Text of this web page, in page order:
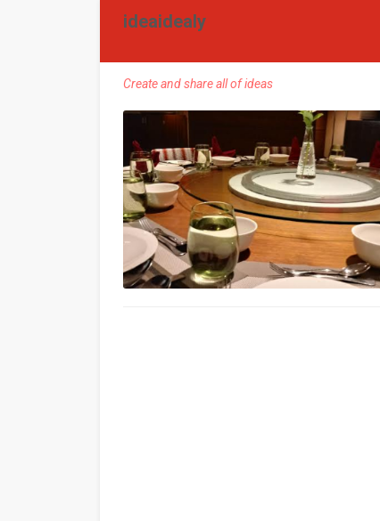
ideaidealy
Create and share all of ideas